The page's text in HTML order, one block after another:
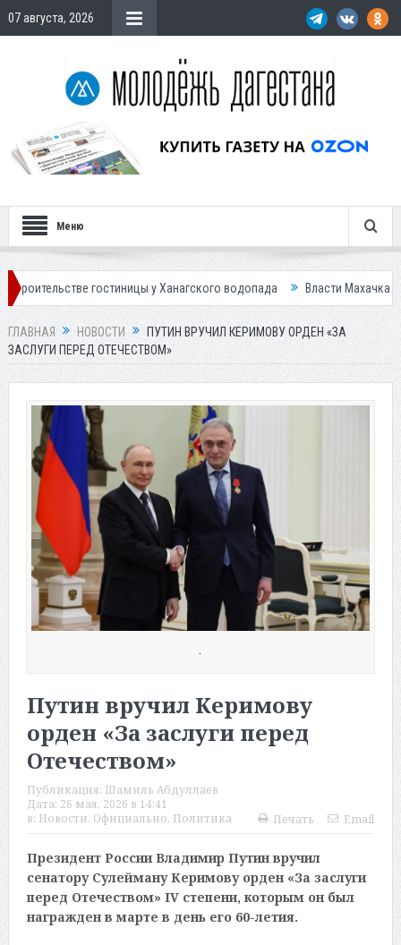
07 августа, 2026
Меню
гостиницы у Ханагского водопада Власти Махачкалы
ГЛАВНАЯ НОВОСТИ
ПУТИН ВРУЧИЛ КЕРИМОВУ ОРДЕН «ЗА
ЗАСЛУГИ ПЕРЕД ОТЕЧЕСТВОМ»
.
Путин вручил Керимову
орден «За заслуги перед
Отечеством»
Публикация: Шамиль Абдуллаев
Дата: 26 мая, 2026 в 14:41
в: Новости, Официально, Политика Печать Email
Президент России Владимир Путин вручил
сенатору Сулейману Керимову орден «За заслуги
перед Отечеством» IV степени, которым он был
награжден в марте в день его 60-летия.